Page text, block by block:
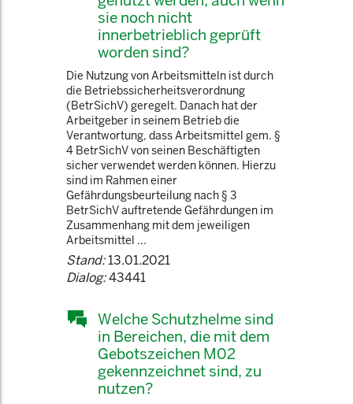
sie noch nicht
innerbetrieblich geprüft
worden sind?
Die Nutzung von Arbeitsmitteln ist durch
die Betriebssicherheitsverordnung
(BetrSichV) geregelt. Danach hat der
Arbeitgeber in seinem Betrieb die
Verantwortung, dass Arbeitsmittel gem. §
4 BetrSichV von seinen Beschäftigten
sicher verwendet werden können. Hierzu
sind im Rahmen einer
Gefährdungsbeurteilung nach § 3
BetrSichV auftretende Gefährdungen im
Zusammenhang mit dem jeweiligen
Arbeitsmittel ...
Stand:13.01.2021
Dialog:43441
Welche Schutzhelme sind
in Bereichen, die mit dem
Gebotszeichen M02
gekennzeichnet sind, zu
nutzen?